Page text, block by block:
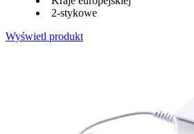
2-stykowe
Wyświetl produkt